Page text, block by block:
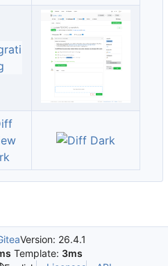
Version: 26.4.1
Template: 3ms